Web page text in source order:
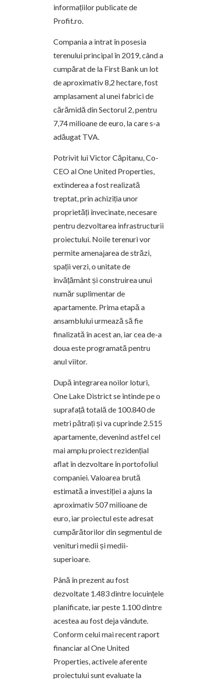
informațiilor publicate de
Profit.ro.
Compania a intrat în posesia
terenului principal în 2019, când a
cumpărat de la First Bank un lot
de aproximativ 8,2 hectare, fost
amplasament al unei fabrici de
cărămidă din Sectorul 2, pentru
7,74 milioane de euro, la care s-a
adăugat TVA.
Potrivit lui Victor Căpitanu, Co-
CEO al One United Properties,
extinderea a fost realizată
treptat, prin achiziția unor
proprietăți învecinate, necesare
pentru dezvoltarea infrastructurii
proiectului. Noile terenuri vor
permite amenajarea de străzi,
spații verzi, o unitate de
învățământ și construirea unui
număr suplimentar de
apartamente. Prima etapă a
ansamblului urmează să fie
finalizată în acest an, iar cea de-a
doua este programată pentru
anul viitor.
După integrarea noilor loturi,
One Lake District se întinde pe o
suprafață totală de 100.840 de
metri pătrați și va cuprinde 2.515
apartamente, devenind astfel cel
mai amplu proiect rezidențial
aflat în dezvoltare în portofoliul
companiei. Valoarea brută
estimată a investiției a ajuns la
aproximativ 507 milioane de
euro, iar proiectul este adresat
cumpărătorilor din segmentul de
venituri medii și medii-
superioare.
Până în prezent au fost
dezvoltate 1.483 dintre locuințele
planificate, iar peste 1.100 dintre
acestea au fost deja vândute.
Conform celui mai recent raport
financiar al One United
Properties, activele aferente
proiectului sunt evaluate la